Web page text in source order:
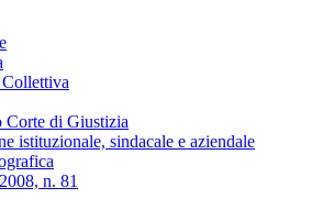
Corte di Giustizia
istituzionale, sindacale e aziendale
n. 81